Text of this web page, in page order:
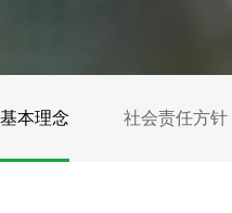
基本理念 社会责任方针